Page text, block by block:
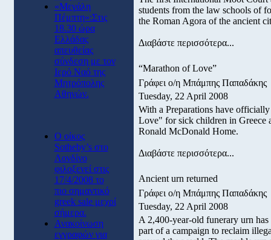
«Μεγάλη
Πέμπτη»:Στις
18.30 ώρα
Ελλάδας
απευθείας
σύνδεση με τον
Ιερό Ναό της
Μητρόπολης
Αθηνών.
O οίκος
Sotheby’s στο
Λονδίνο
φιλοξενεί στις
17/4/2008 το
πιο σημαντικό
greek sale μεχρί
σήμερα.
Ανακοίνωση
εγγραφών για
students from the law schools of
the Roman Agora of the ancient
Διαβάστε περισσότερα...
“Marathon of Love”
Γράφει ο/η Μπάμπης Παπαδάκης
Tuesday, 22 April 2008
With a Preparations have
Love" for sick children in Greece
Ronald McDonald Home.
Διαβάστε περισσότερα...
Ancient urn returned
Γράφει ο/η Μπάμπης Παπαδάκης
Tuesday, 22 April 2008
A 2,400-year-old funerary urn
part of a campaign to reclaim